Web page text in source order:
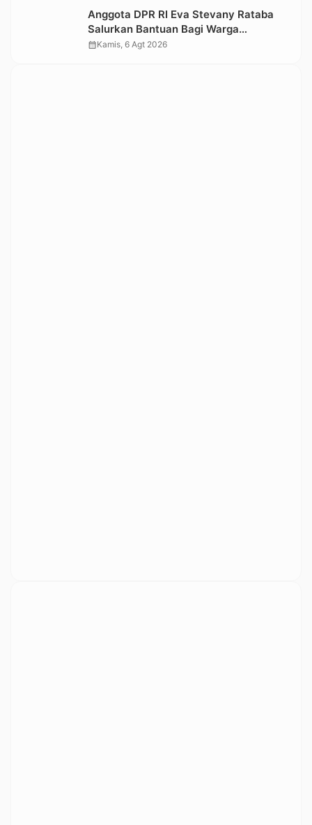
Anggota DPR RI Eva Stevany Rataba
Salurkan Bantuan Bagi Warga
Terdampak Longsor di Buntu Pepasan
calendar_monthKamis, 6 Agt 2026